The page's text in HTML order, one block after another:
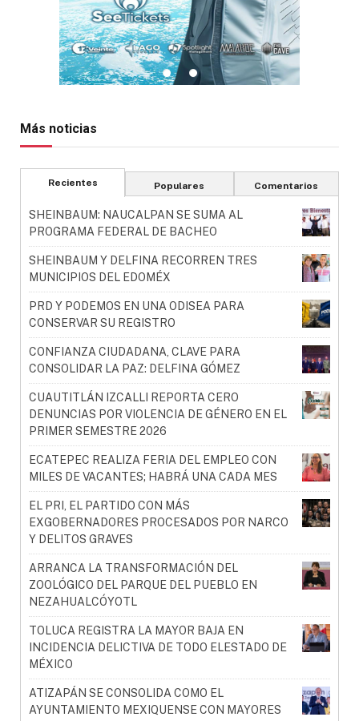
Más noticias
Recientes Populares Comentarios
SHEINBAUM: NAUCALPAN SE SUMA AL
PROGRAMA FEDERAL DE BACHEO
SHEINBAUM Y DELFINA RECORREN TRES
MUNICIPIOS DEL EDOMÉX
PRD Y PODEMOS EN UNA ODISEA PARA
CONSERVAR SU REGISTRO
CONFIANZA CIUDADANA, CLAVE PARA
CONSOLIDAR LA PAZ: DELFINA GÓMEZ
CUAUTITLÁN IZCALLI REPORTA CERO
DENUNCIAS POR VIOLENCIA DE GÉNERO EN EL
PRIMER SEMESTRE 2026
ECATEPEC REALIZA FERIA DEL EMPLEO CON
MILES DE VACANTES; HABRÁ UNA CADA MES
EL PRI, EL PARTIDO CON MÁS
EXGOBERNADORES PROCESADOS POR NARCO
Y DELITOS GRAVES
ARRANCA LA TRANSFORMACIÓN DEL
ZOOLÓGICO DEL PARQUE DEL PUEBLO EN
NEZAHUALCÓYOTL
TOLUCA REGISTRA LA MAYOR BAJA EN
INCIDENCIA DELICTIVA DE TODO ELESTADO DE
MÉXICO
ATIZAPÁN SE CONSOLIDA COMO EL
AYUNTAMIENTO MEXIQUENSE CON MAYORES